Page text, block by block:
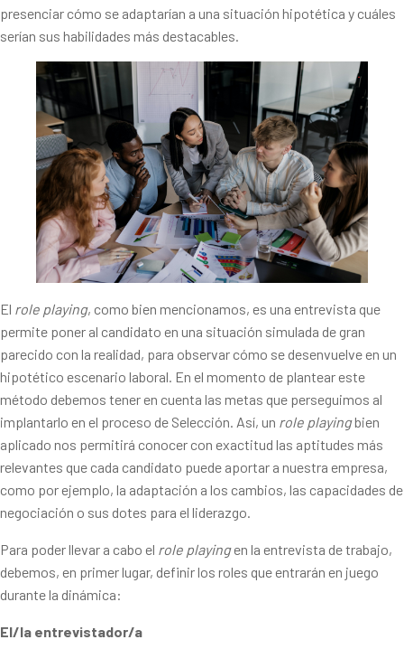
presenciar cómo se adaptarían a una situación hipotética y cuáles
serían sus habilidades más destacables.
El role playing, como bien mencionamos, es una entrevista que
permite poner al candidato en una situación simulada de gran
parecido con la realidad, para observar cómo se desenvuelve en un
hipotético escenario laboral. En el momento de plantear este
método debemos tener en cuenta las metas que perseguimos al
implantarlo en el proceso de Selección. Así, un role playingbien
aplicado nos permitirá conocer con exactitud las aptitudes más
relevantes que cada candidato puede aportar a nuestra empresa,
como por ejemplo, la adaptación a los cambios, las capacidades de
negociación o sus dotes para el liderazgo.
Para poder llevar a cabo el role playingen la entrevista de trabajo,
debemos, en primer lugar, definir los roles que entrarán en juego
durante la dinámica:
El/la entrevistador/a